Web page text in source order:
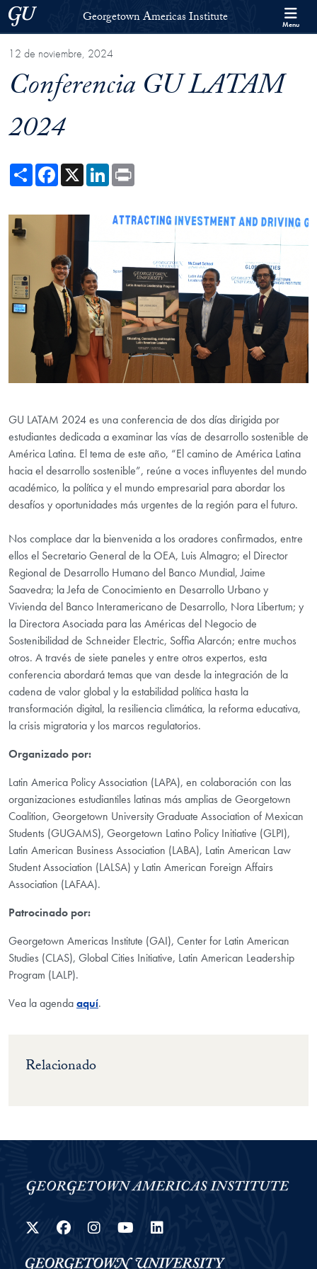
Skip to Georgetown Americas Institute Full Site Menu
Skip to main content
Georgetown UniversityGeorgetown Americas Institute Menu
12 de noviembre, 2024
Conferencia GU LATAM
2024
ShareFacebook
X LinkedIn
GU LATAM 2024 es una conferencia de dos días dirigida por
estudiantes dedicada a examinar las vías de desarrollo sostenible de
América Latina. El tema de este año, “El camino de América Latina
hacia el desarrollo sostenible”, reúne a voces influyentes del mundo
académico, la política y el mundo empresarial para abordar los
desafíos y oportunidades más urgentes de la región para el futuro.
Nos complace dar la bienvenida a los oradores confirmados, entre
ellos el Secretario General de la OEA, Luis Almagro; el Director
Regional de Desarrollo Humano del Banco Mundial, Jaime
Saavedra; la Jefa de Conocimiento en Desarrollo Urbano y
Vivienda del Banco Interamericano de Desarrollo, Nora Libertum; y
la Directora Asociada para las Américas del Negocio de
Sostenibilidad de Schneider Electric, Soffia Alarcón; entre muchos
otros. A través de siete paneles y entre otros expertos, esta
conferencia abordará temas que van desde la integración de la
cadena de valor global y la estabilidad política hasta la
transformación digital, la resiliencia climática, la reforma educativa,
la crisis migratoria y los marcos regulatorios.
Organizado por:
Latin America Policy Association (LAPA), en colaboración con las
organizaciones estudiantiles latinas más amplias de Georgetown
Coalition, Georgetown University Graduate Association of Mexican
Students (GUGAMS), Georgetown Latino Policy Initiative (GLPI),
Latin American Business Association (LABA), Latin American Law
Student Association (LALSA) y Latin American Foreign Affairs
Association (LAFAA).
Patrocinado por:
Georgetown Americas Institute (GAI), Center for Latin American
Studies (CLAS), Global Cities Initiative, Latin American Leadership
Program (LALP).
Vea la agendaaquí.
Relacionado
Twitter
Facebook
Instagram
YouTube
LinkedIn